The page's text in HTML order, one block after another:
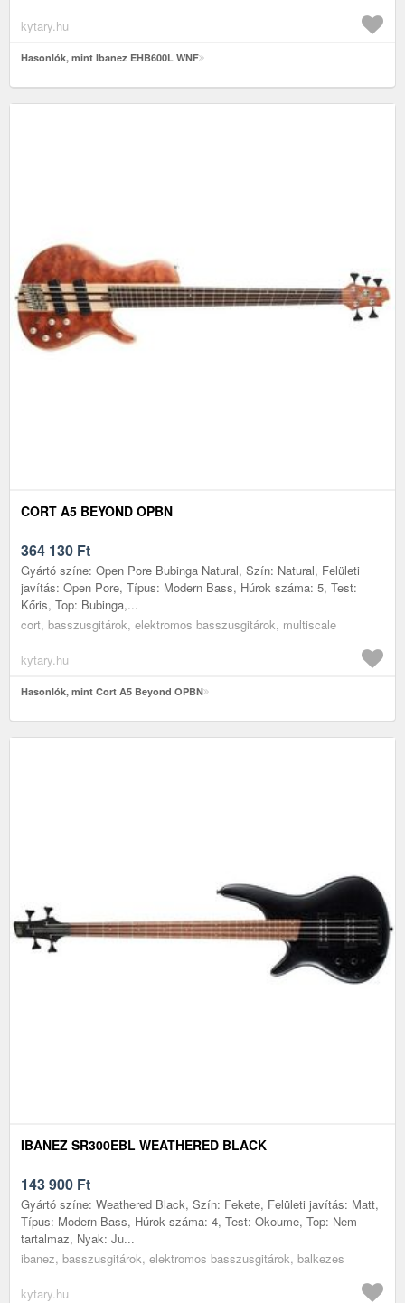
kytary.hu
Hasonlók, mint Ibanez EHB600L WNF
CORT A5 BEYOND OPBN
364 130 Ft
Gyártó színe: Open Pore Bubinga Natural, Szín: Natural, Felületi
javítás: Open Pore, Típus: Modern Bass, Húrok száma: 5, Test:
Kőris, Top: Bubinga,...
cort, basszusgitárok, elektromos basszusgitárok, multiscale
kytary.hu
Hasonlók, mint Cort A5 Beyond OPBN
IBANEZ SR300EBL WEATHERED BLACK
143 900 Ft
Gyártó színe: Weathered Black, Szín: Fekete, Felületi javítás: Matt,
Típus: Modern Bass, Húrok száma: 4, Test: Okoume, Top: Nem
tartalmaz, Nyak: Ju...
ibanez, basszusgitárok, elektromos basszusgitárok, balkezes
kytary.hu